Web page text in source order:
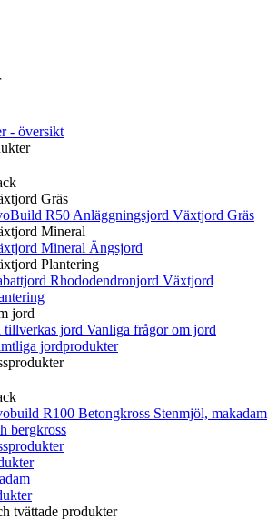
- översikt
Gräs
R50 Anläggningsjord Växtjord Gräs
Mineral
Mineral Ängsjord
Plantering
Rhododendronjord Växtjord
jord
tillverkas jord Vanliga frågor om jord
jordprodukter
R100 Betongkross Stenmjöl, makadam
bergkross
tvättade produkter